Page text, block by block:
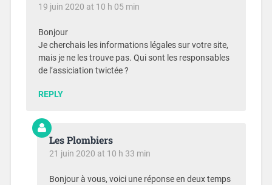
19 juin 2020 at 10 h 05 min
Bonjour
Je cherchais les informations légales sur votre site,
mais je ne les trouve pas. Qui sont les responsables
de l’assiciation twictée ?
REPLY
Les Plombiers
21 juin 2020 at 10 h 33 min
Bonjour à vous, voici une réponse en deux temps